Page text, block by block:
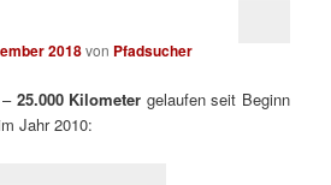
2018von Pfadsucher
25.000 Kilometer gelaufen seit Beginn
Jahr 2010: